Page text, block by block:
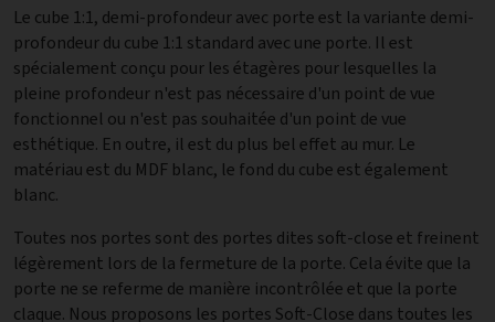
Le cube 1:1, demi-profondeur avec porte est la variante demi-
profondeur du cube 1:1 standard avec une porte. Il est
spécialement conçu pour les étagères pour lesquelles la
pleine profondeur n'est pas nécessaire d'un point de vue
fonctionnel ou n'est pas souhaitée d'un point de vue
esthétique. En outre, il est du plus bel effet au mur. Le
matériau est du MDF blanc, le fond du cube est également
blanc.
Toutes nos portes sont des portes dites soft-close et freinent
légèrement lors de la fermeture de la porte. Cela évite que la
porte ne se referme de manière incontrôlée et que la porte
claque. Nous proposons les portes Soft-Close dans toutes les